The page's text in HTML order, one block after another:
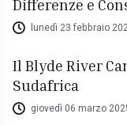
Differenze e
lunedì 23 febbraio
Il Blyde River
Sudafrica
giovedì 06 marzo